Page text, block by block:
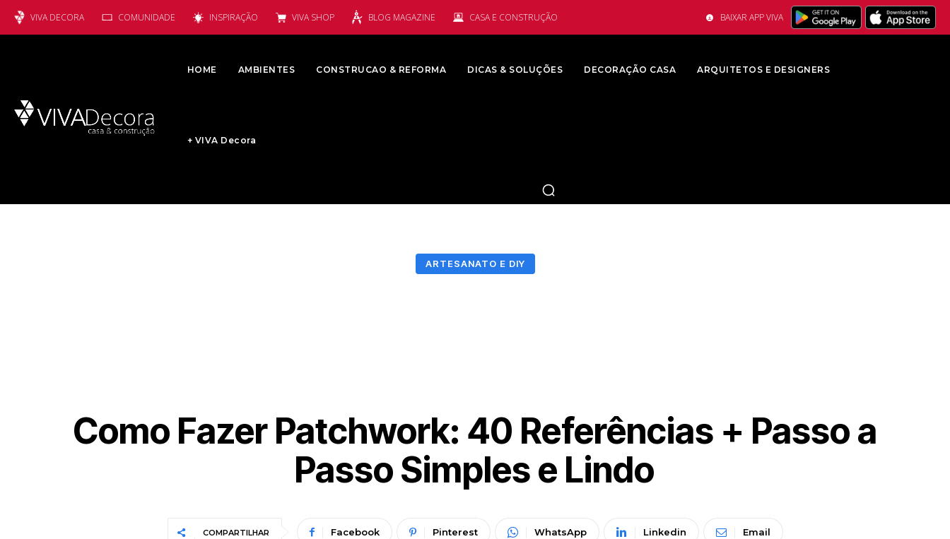
VIVA DECORA COMUNIDADE INSPIRAÇÃO VIVA SHOP BLOG MAGAZINE CASA E CONSTRUÇÃO BAIXAR APP VIVA
HOME AMBIENTES CONSTRUCAO & REFORMA DICAS & SOLUÇÕES DECORAÇÃO CASA ARQUITETOS E DESIGNERS
+ VIVA Decora
ARTESANATO E DIY
Como Fazer Patchwork: 40 Referências + Passo a
Passo Simples e Lindo
COMPARTILHAR Facebook Pinterest WhatsApp Linkedin Email